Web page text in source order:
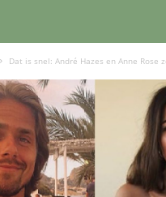
Dat is snel: André Hazes en Anne Rose